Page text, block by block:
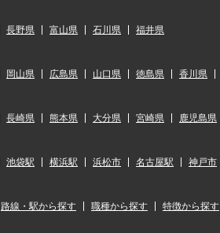
長野県 富山県 石川県 福井県
岡山県 広島県 山口県 徳島県 香川県
長崎県 熊本県 大分県 宮崎県 鹿児島県
池袋駅 横浜駅 浜松市 名古屋駅 神戸市
路線・駅から探す 職種から探す 特徴から探す